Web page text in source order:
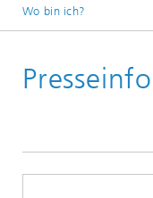
Wo bin ich?
Presse|Aktuelles